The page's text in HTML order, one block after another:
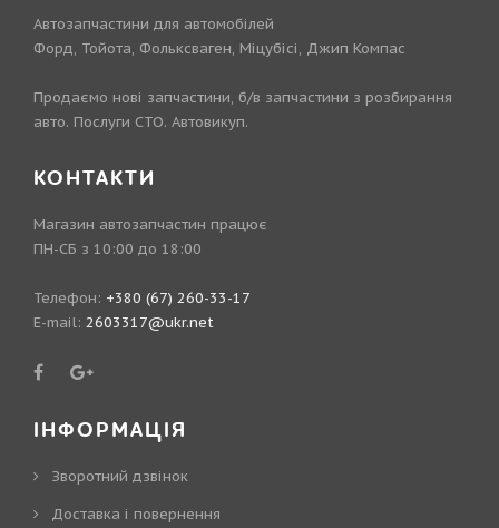
Автозапчастини для автомобілей
Форд, Тойота, Фольксваген, Міцубісі, Джип Компас
Продаємо нові запчастини, б/в запчастини з розбирання
авто. Послуги СТО. Автовикуп.
КОНТАКТИ
Магазин автозапчастин працює
ПН-СБ з 10:00 до 18:00
Телефон: +380 (67) 260-33-17
E-mail: 2603317@ukr.net
ІНФОРМАЦІЯ
Зворотний дзвінок
Доставка і повернення